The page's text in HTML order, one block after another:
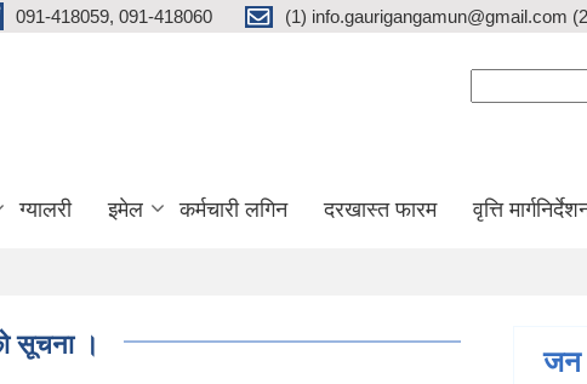
091-418059, 091-418060 (1) info.gaurigangamun@gmail.com
ग्यालरी इमेल कर्मचारी लगिन दरखास्त फारम वृत्ति
सूचना ।
जन